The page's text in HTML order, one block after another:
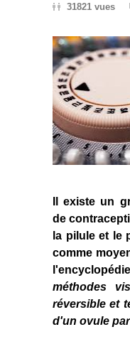
31821 vues
Il existe un
de
la pilule et le
comme
méthodes
réversible et
d'un ovule